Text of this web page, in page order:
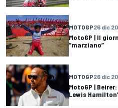
MOTOGP26 dic
MotoGP | Il
“marziano”
MOTOGP26 dic
MotoGP |
Lewis